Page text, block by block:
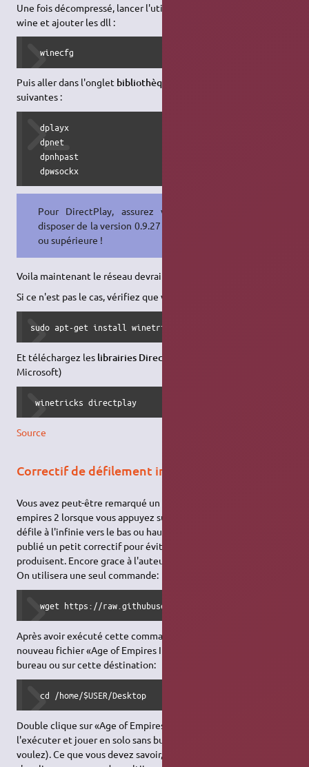
Une fois décompressé, lancer l'utilitaire de configuration de
wine et ajouter les dll :
  winecfg
Puis aller dans l'onglet bibliothèques
suivantes :
  dplayx
  dpnet
  dpnhpast
  dpwsockx
Pour DirectPlay, assurez vous de
disposer de la version 0.9.27 de Wine
ou supérieure !
Voila maintenant le réseau devrait être disponible.
Si ce n'est pas le cas, vérifiez que vous avez installé
sudo apt-get install winetricks
Et téléchargez les librairies DirectPlay
Microsoft)
winetricks directplay
Source
Correctif de défilement infini
Vous avez peut-être remarqué un problème avec Age of
empires 2 lorsque vous appuyez sur alt-tab puis retourner, le jeu
défile à l'infinie vers le bas ou haut d'écran. Merci à SFTtech! Il a
publié un petit correctif pour éviter que ces problèmes ne se
produisent. Encore grace à l'auteur de Ageofnotes "GregStein",
On utilisera une seul commande:
wget https://raw.githubusercontent.com/gregstein/
Après avoir exécuté cette commande, vous remarquerez un
nouveau fichier «Age of Empires II Single Player.sh» sur votre
bureau ou sur cette déstination:
  cd /home/$USER/Desktop
Double clique sur «Age of Empires II Single Player.sh» pour
l'exécuter et jouer en solo sans bug (alt-tab comme vous
voulez). Ce que vous devez savoir, c'est que ce correctif ne